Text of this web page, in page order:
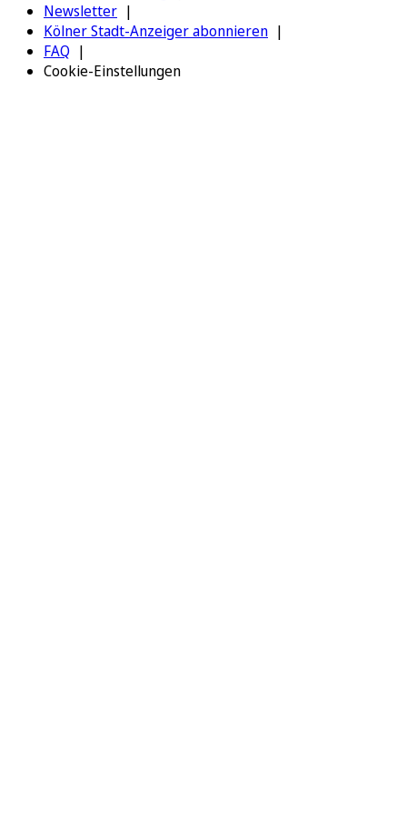
Newsletter
Kölner Stadt-Anzeiger abonnieren
FAQ
Cookie-Einstellungen